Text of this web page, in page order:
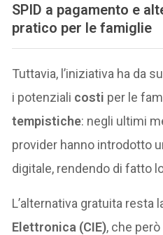
SPID a pagamento e
pratico per le famiglie
Tuttavia, l’iniziativa ha da
i potenziali costi per le
tempistiche: negli ultimi
provider hanno introdotto
digitale, rendendo di fatto
L’alternativa gratuita resta
Elettronica (CIE), che